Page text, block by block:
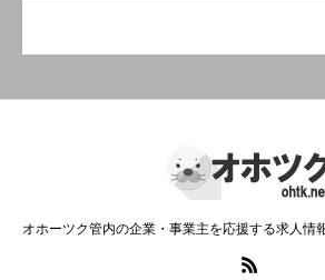
オホーツク管内の企業・事業主を応援する求人情